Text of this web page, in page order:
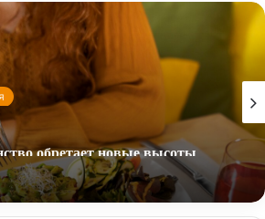
обретает новые высоты